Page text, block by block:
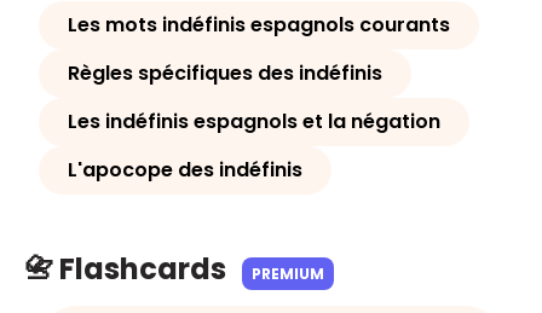
Les mots indéfinis espagnols courants
Règles spécifiques des indéfinis
Les indéfinis espagnols et la négation
L'apocope des indéfinis
📇 Flashcards PREMIUM